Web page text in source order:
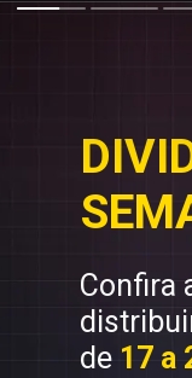
Confira
de 17 a